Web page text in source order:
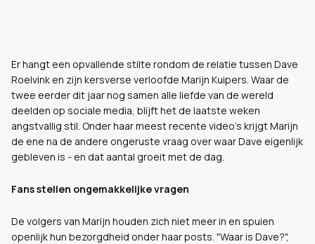
Er hangt een opvallende stilte rondom de relatie tussen Dave
Roelvink en zijn kersverse verloofde Marijn Kuipers. Waar de
twee eerder dit jaar nog samen alle liefde van de wereld
deelden op sociale media, blijft het de laatste weken
angstvallig stil. Onder haar meest recente video's krijgt Marijn
de ene na de andere ongeruste vraag over waar Dave eigenlijk
gebleven is - en dat aantal groeit met de dag.
Fans stellen ongemakkelijke vragen
De volgers van Marijn houden zich niet meer in en spuien
openlijk hun bezorgdheid onder haar posts. "Waar is Dave?",